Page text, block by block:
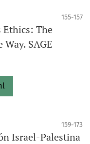
155-157
Ethics: The
SAGE
159-173
Israel-Palestina